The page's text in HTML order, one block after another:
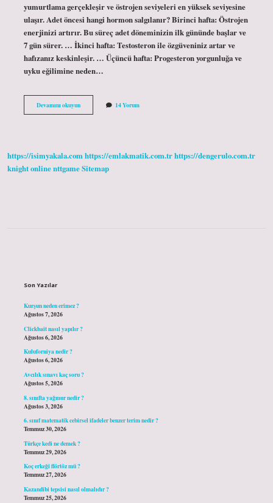
yumurtlama gerçekleşir ve östrojen seviyeleri en yüksek seviyesine
ulaşır. Adet öncesi hangi hormon salgılanır? Birinci hafta: Östrojen
enerjinizi artırır. Bu süreç adet döneminizin ilk gününde başlar ve
7 gün sürer. … İkinci hafta: Testosteron ile özgüveniniz artar ve
hafızanız keskinleşir. … Üçüncü hafta: Progesteron yorgunluğa ve
uyku eğilimine neden…
Devamını okuyunRegl
Öncesi
14 Yorum
https://isimyakala.comhttps://emlakmatik.com.trhttps://dengerulo.com.tr
knight onlinenttgameSitemap
Son Yazılar
Kurşun neden erimez ?
Ağustos 7, 2026
Clickbait nasıl yapılır ?
Ağustos 6, 2026
Kuluforniya nedir ?
Ağustos 6, 2026
Avcılık sınavı kaç soru ?
Ağustos 5, 2026
8. sınıfta yağmur nedir ?
Ağustos 3, 2026
6. sınıf matematik cebirsel ifadeler benzer terim nedir ?
Temmuz 30, 2026
Türkçe kedi ne demek ?
Temmuz 29, 2026
Koç erkeği flörtöz mü ?
Temmuz 27, 2026
Kazandibi tepsisi nasıl olmalıdır ?
Temmuz 25, 2026